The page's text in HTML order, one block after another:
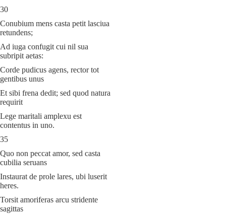
30
Conubium mens casta petit lasciua
retundens;
Ad iuga confugit cui nil sua
subripit aetas:
Corde pudicus agens, rector tot
gentibus unus
Et sibi frena dedit; sed quod natura
requirit
Lege maritali amplexu est
contentus in uno.
35
Quo non peccat amor, sed casta
cubilia seruans
Instaurat de prole lares, ubi luserit
heres.
Torsit amoriferas arcu stridente
sagittas